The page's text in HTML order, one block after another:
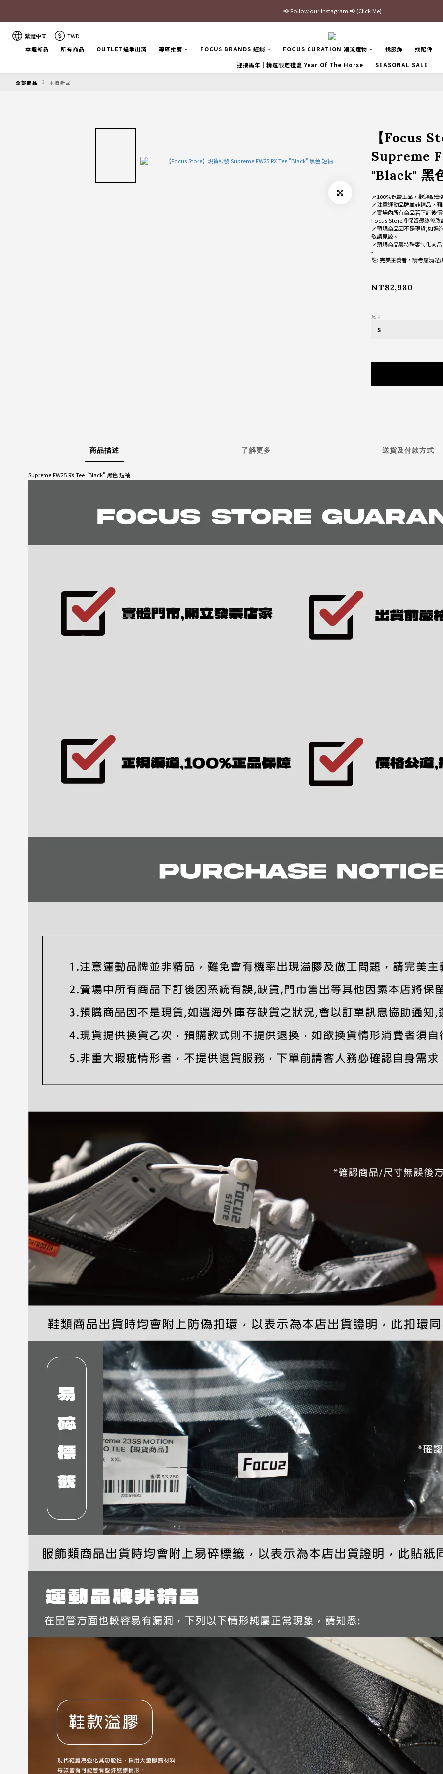
最新三方聯名倒鉤，火熱預購接單中🔥
加入官網會員即贈$100購物金
最新三方聯名倒鉤，火熱預購接單中🔥
繁體中文
TWD
本週新品
所有商品 OUTLET過季出清 專區推薦 FOCUS BRANDS 經銷 FOCUS CURATION 潮流選物 找服飾
找配件
迎接馬年｜精選限定禮盒 Year Of The Horse
SEASONAL SALE
全部商品 本週新品
【Focus
Supreme
"Black" 黑
📌100%保證正品，歡迎配合
📌注意運動品牌並非精品，
📌賣場內所有商品若下訂後
Focus Store將保留最終修改
📌預購商品因不是現貨,如遇
敬請見諒。
📌預購商品屬特殊客制化商
-
註: 完美主義者，請考慮清楚
NT$2,980
尺寸
商品描述 了解更多 送貨及付款方式
Supreme FW25 RX Tee "Black" 黑色 短袖